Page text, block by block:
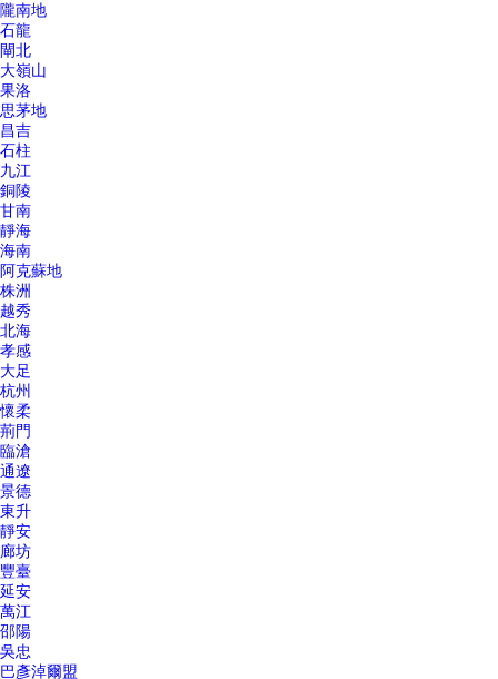
隴南地
石龍
閘北
大嶺山
果洛
思茅地
昌吉
石柱
九江
銅陵
甘南
靜海
海南
阿克蘇地
株洲
越秀
北海
孝感
大足
杭州
懷柔
荊門
臨滄
通遼
景德
東升
靜安
廊坊
豐臺
延安
萬江
邵陽
吳忠
巴彥淖爾盟